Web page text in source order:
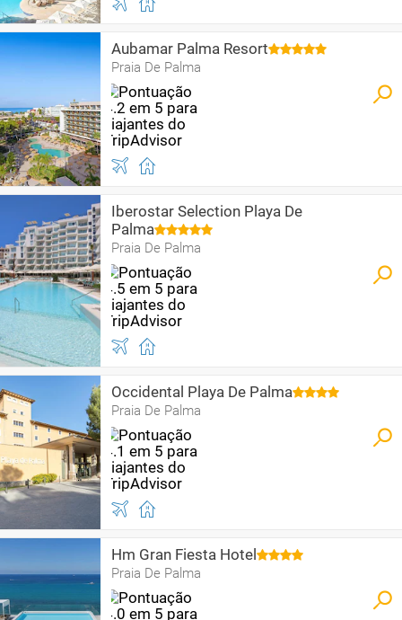
Aubamar Palma Resort
Praia De Palma
Iberostar Selection Playa De
Palma
Praia De Palma
Occidental Playa De Palma
Praia De Palma
Hm Gran Fiesta Hotel
Praia De Palma